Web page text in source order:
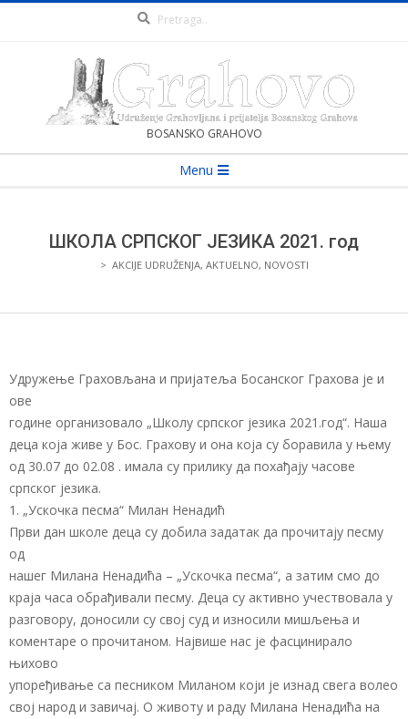
UDRUŽENJE
PRIJATELJA
GRAHOVA
BOSANSKO GRAHOVO
Menu
ШКОЛА СРПСКОГ ЈЕЗИКА 2021. год
> AKCIJE UDRUŽENJA, AKTUELNO, NOVOSTI
Удружење Граховљана и пријатеља Босанског Грахова je и
ове
године организовало „Школу српског језика 2021.год“. Наша
деца која живе у Бос. Грахову и она која су боравила у њему
од 30.07 до 02.08 . имала су прилику да похађају часове
српског језика.
1. „Ускочка песма“ Милан Ненадић
Први дан школе деца су добила задатак да прочитају песму
од
нашег Милана Ненадића – „Ускочка песма“, а затим смо до
краја часа обрађивали песму. Деца су активно учествовала у
разговору, доносили су свој суд и износили мишљења и
коментаре о прочитаном. Највише нас је фасцинирало
њихово
упоређивање са песником Миланом који је изнад свега волео
свој народ и завичај. О животу и раду Милана Ненадића на